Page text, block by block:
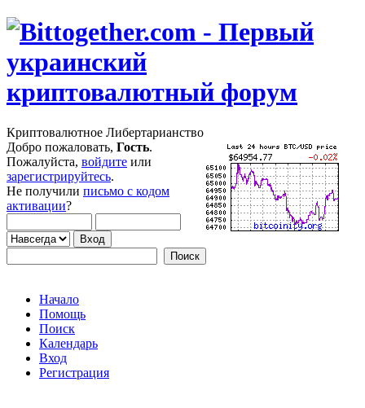
Криптовалютное Либертарианство
Добро пожаловать, Гость.
Пожалуйста, войдите или
зарегистрируйтесь.
Не получили письмо с кодом
активации?
Начало
Помощь
Поиск
Календарь
Вход
Регистрация